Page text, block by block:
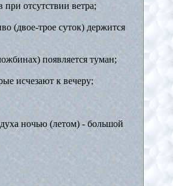
при отсутствии ветра;
(двое-трое суток) держится
появляется туман;
исчезают к вечеру;
ночью (летом) - большой